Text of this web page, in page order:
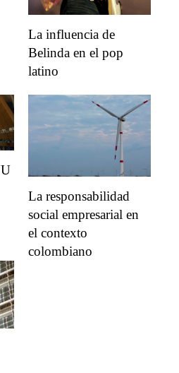
La influencia de
Belinda en el pop
latino
La responsabilidad
social empresarial en
el contexto
colombiano